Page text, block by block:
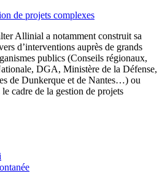
de projets complexes
Allinial a notamment construit sa
d’interventions auprès de grands
publics (Conseils régionaux,
DGA, Ministère de la Défense,
de Dunkerque et de Nantes…) ou
le cadre de la gestion de projets